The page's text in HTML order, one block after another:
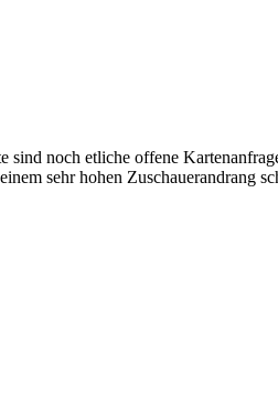
noch etliche offene
sehr hohen Zuschauerandrang